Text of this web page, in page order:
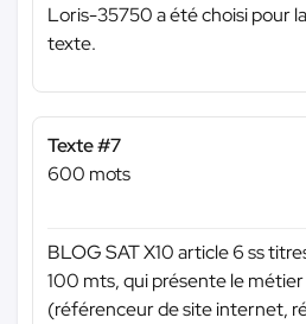
Loris-35750 a été choisi pour
texte.
Texte #7
600 mots
BLOG SAT X10 article 6 ss
100 mts, qui présente le
(référenceur de site internet,